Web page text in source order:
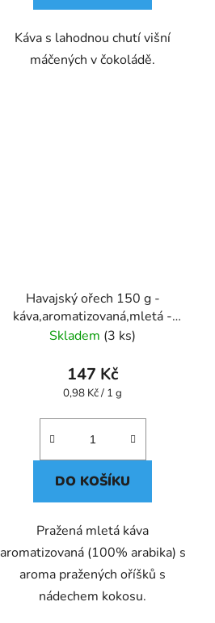
Káva s lahodnou chutí višní
máčených v čokoládě.
Havajský ořech 150 g -
káva,aromatizovaná,mletá -
Oxalis
Skladem (3 ks)
147 Kč
Měrná
0,98 Kč / 1 g
DO KOŠÍKU
Pražená mletá káva
aromatizovaná (100% arabika) s
aroma pražených oříšků s
nádechem kokosu.